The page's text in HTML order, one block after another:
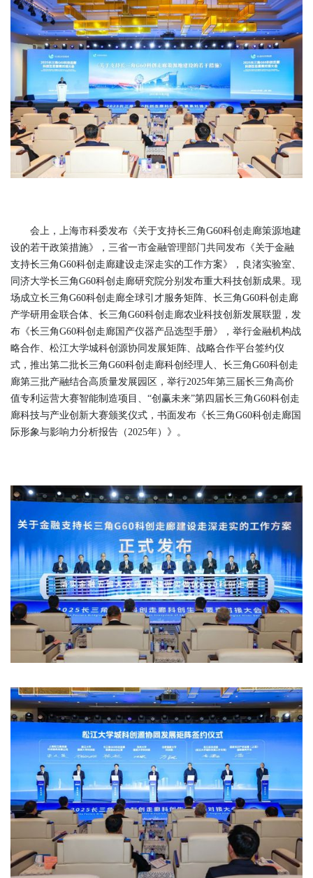
会上，上海市科委发布《关于支持长三角G60科创走廊策源地建
设的若干政策措施》，三省一市金融管理部门共同发布《关于金融
支持长三角G60科创走廊建设走深走实的工作方案》，良渚实验室、
同济大学长三角G60科创走廊研究院分别发布重大科技创新成果。现
场成立长三角G60科创走廊全球引才服务矩阵、长三角G60科创走廊
产学研用金联合体、长三角G60科创走廊农业科技创新发展联盟，发
布《长三角G60科创走廊国产仪器产品选型手册》，举行金融机构战
略合作、松江大学城科创源协同发展矩阵、战略合作平台签约仪
式，推出第二批长三角G60科创走廊科创经理人、长三角G60科创走
廊第三批产融结合高质量发展园区，举行2025年第三届长三角高价
值专利运营大赛智能制造项目、“创赢未来”第四届长三角G60科创走
廊科技与产业创新大赛颁奖仪式，书面发布《长三角G60科创走廊国
际形象与影响力分析报告（2025年）》。